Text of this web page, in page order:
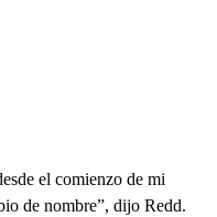
el comienzo de mi
de nombre”, dijo Redd.